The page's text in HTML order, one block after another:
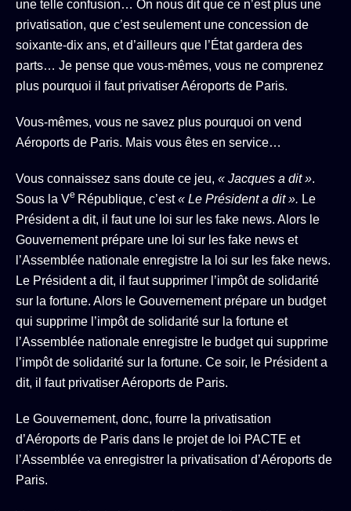
une telle confusion… On nous dit que ce n’est plus une
privatisation, que c’est seulement une concession de
soixante-dix ans, et d’ailleurs que l’État gardera des
parts… Je pense que vous-mêmes, vous ne comprenez
plus pourquoi il faut privatiser Aéroports de Paris.
Vous-mêmes, vous ne savez plus pourquoi on vend
Aéroports de Paris. Mais vous êtes en service…
Vous connaissez sans doute ce jeu, « Jacques a dit ».
Sous la Ve République, c’est« Le Président a dit ». Le
Président a dit, il faut une loi sur les fake news. Alors le
Gouvernement prépare une loi sur les fake news et
l’Assemblée nationale enregistre la loi sur les fake news.
Le Président a dit, il faut supprimer l’impôt de solidarité
sur la fortune. Alors le Gouvernement prépare un budget
qui supprime l’impôt de solidarité sur la fortune et
l’Assemblée nationale enregistre le budget qui supprime
l’impôt de solidarité sur la fortune. Ce soir, le Président a
dit, il faut privatiser Aéroports de Paris.
Le Gouvernement, donc, fourre la privatisation
d’Aéroports de Paris dans le projet de loi PACTE et
l’Assemblée va enregistrer la privatisation d’Aéroports de
Paris.